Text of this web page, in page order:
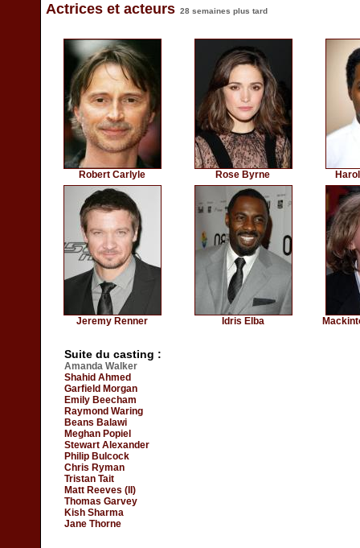
Actrices et acteurs 28 semaines plus tard
Robert Carlyle Rose Byrne
Jeremy Renner Idris Elba
Suite du casting :
Amanda Walker
Shahid Ahmed
Garfield Morgan
Emily Beecham
Raymond Waring
Beans Balawi
Meghan Popiel
Stewart Alexander
Philip Bulcock
Chris Ryman
Tristan Tait
Matt Reeves (II)
Thomas Garvey
Kish Sharma
Jane Thorne